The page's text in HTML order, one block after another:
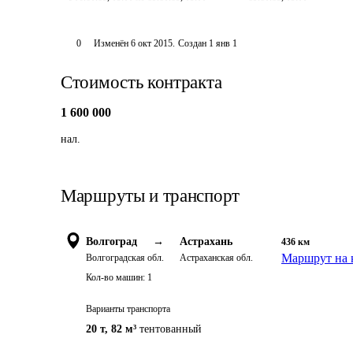
0 Изменён 6 окт 2015. Создан 1 янв 1
Стоимость контракта
1 600 000
нал.
Маршруты и транспорт
Волгоград →
Волгоградская обл.
Астрахань
Астраханская обл.
436 км
Маршрут на
Кол-во машин: 1
Варианты транспорта
20 т, 82 м³ тентованный